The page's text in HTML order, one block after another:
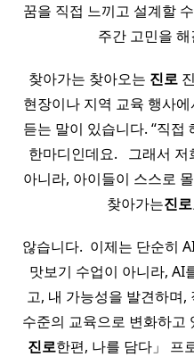
꿈을 직접 느끼고 설계할
주간 고민을
찾아가는 찾아오는 진로
현장이나 지역 교육 행사
듣는 말이 있습니다. “직접
한마디인데요. ​ ​ 그래서
아니라, 아이들이 스스로
찾아가는진로
않습니다. ​ 이제는 단순히
맛보기 수업이 아니라, AI
고, 내 가능성을 발견하며,
수준의 교육으로 변화하고
진로한편, 나를 담다」 프